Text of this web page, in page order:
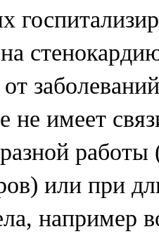
не имеет
или при
например